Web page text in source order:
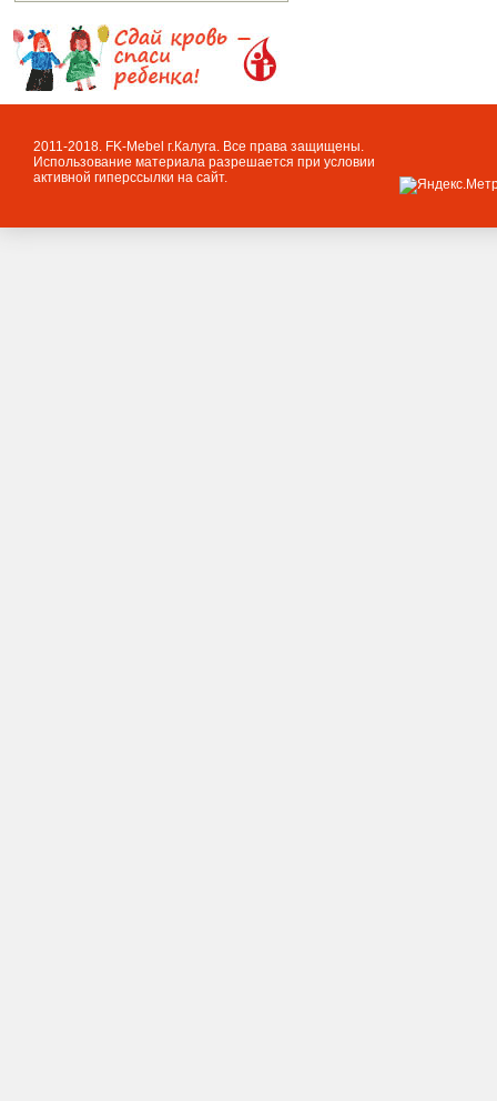
2011-2018. FK-Mebel г.Калуга. Все права защищены.
Использование материала разрешается при условии
активной гиперссылки на сайт.